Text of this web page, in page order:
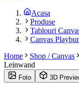
Acasa
Produse
Tablouri
Canvas
Home
Shop / Canvas
Leinwand
Foto 3D